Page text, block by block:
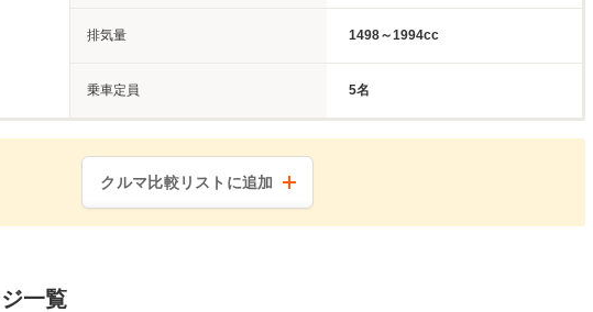
排気量 1498～1994cc
乗車定員 5名
クルマ比較リストに追加
一覧